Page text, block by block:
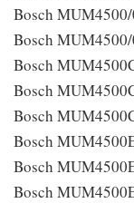
Bosch
Bosch
Bosch
Bosch
Bosch
Bosch
Bosch
Bosch